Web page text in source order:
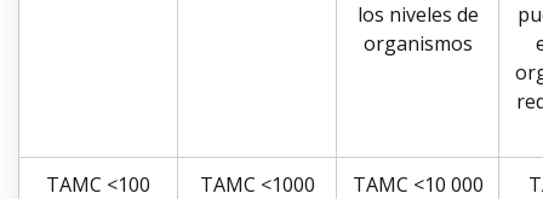
los niveles de
organismos
TAMC <100
TAMC <1000
TAMC <10 000